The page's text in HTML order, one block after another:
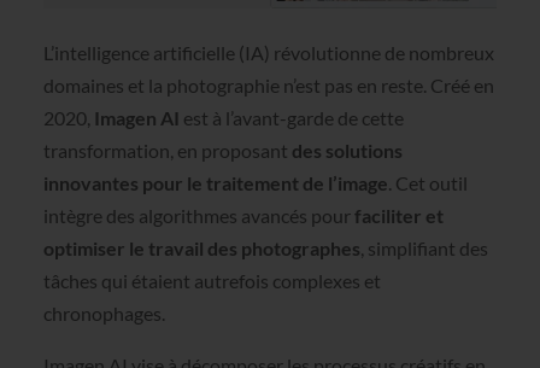
L’intelligence artificielle (IA) révolutionne de nombreux
domaines et la photographie n’est pas en reste. Créé en
2020, Imagen AI est à l’avant-garde de cette
transformation, en proposant des solutions
innovantes pour le traitement de l’image. Cet outil
intègre des algorithmes avancés pourfaciliter et
optimiser le travail des photographes, simplifiant des
tâches qui étaient autrefois complexes et
chronophages.